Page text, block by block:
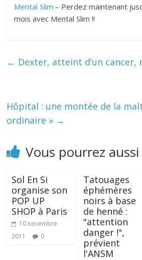
Mental Slim – Perdez maintenant
mois avec Mental Slim !!
← Dexter, atteint d’un cancer,
Hôpital : une montée de la
ordinaire » →
Vous pourrez
Sol En Si
organise son
POP UP
SHOP à Paris
10 novembre
2011
0
Tatouages
éphémères
noirs à base
de henné :
"attention
danger !",
prévient
l'ANSM